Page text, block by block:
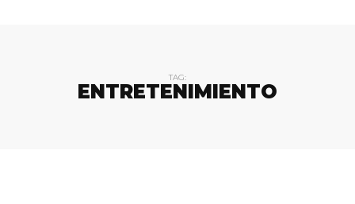
TAG:
ENTRETENIMIENTO